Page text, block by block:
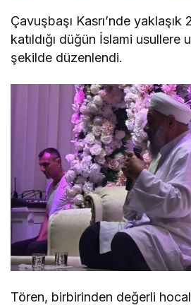
Çavuşbaşı Kasrı’nde
katıldığı düğün İslami
şekilde düzenlendi.
Tören, birbirinden değerli